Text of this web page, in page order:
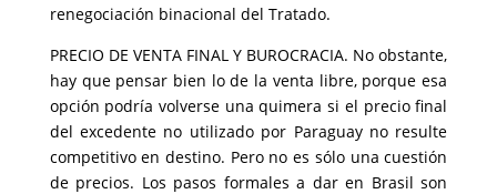
renegociación binacional del Tratado.
PRECIO DE VENTA FINAL Y BUROCRACIA. No obstante,
hay que pensar bien lo de la venta libre, porque esa
opción podría volverse una quimera si el precio final
del excedente no utilizado por Paraguay no resulte
competitivo en destino. Pero no es sólo una cuestión
de precios. Los pasos formales a dar en Brasil son